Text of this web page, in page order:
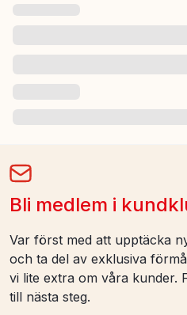
Bli medlem i
Var först med att upptäcka
och ta del av exklusiva
vi lite extra om våra kunder.
till nästa steg.